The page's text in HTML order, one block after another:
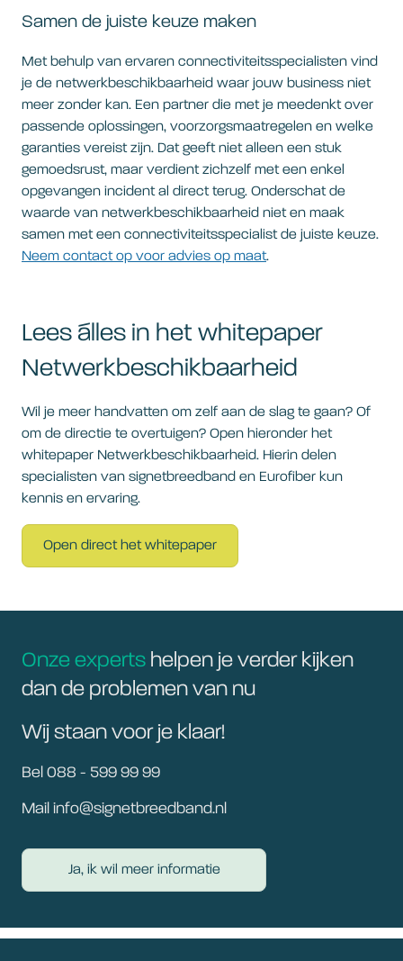
Samen de juiste keuze maken
Met behulp van ervaren connectiviteitsspecialisten vind
je de netwerkbeschikbaarheid waar jouw business niet
meer zonder kan. Een partner die met je meedenkt over
passende oplossingen, voorzorgsmaatregelen en welke
garanties vereist zijn. Dat geeft niet alleen een stuk
gemoedsrust, maar verdient zichzelf met een enkel
opgevangen incident al direct terug. Onderschat de
waarde van netwerkbeschikbaarheid niet en maak
samen met een connectiviteitsspecialist de juiste keuze.
Neem contact op voor advies op maat.
Lees álles in het whitepaper
Netwerkbeschikbaarheid
Wil je meer handvatten om zelf aan de slag te gaan? Of
om de directie te overtuigen? Open hieronder het
whitepaper Netwerkbeschikbaarheid. Hierin delen
specialisten van signetbreedband en Eurofiber kun
kennis en ervaring.
Open direct het whitepaper
Onze experts helpen je verder kijken
dan de problemen van nu
Wij staan voor je klaar!
Bel 088 - 599 99 99
Mail info@signetbreedband.nl
Ja, ik wil meer informatie